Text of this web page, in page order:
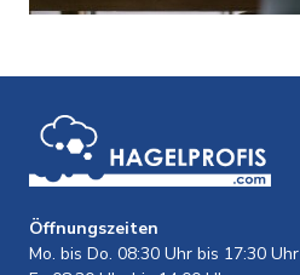
Öffnungszeiten
Mo. bis Do. 08:30 Uhr bis 17:30 Uhr